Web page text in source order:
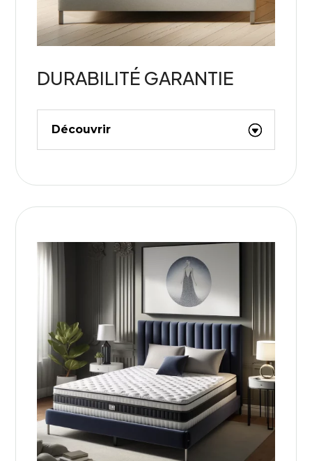
DURABILITÉ GARANTIE
Découvrir